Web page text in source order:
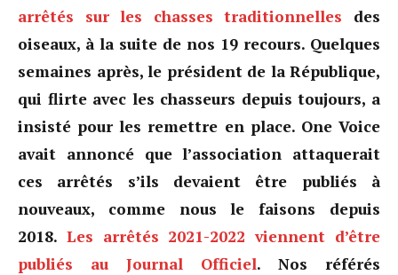
arrêtés sur les chasses traditionnelles des
oiseaux, à la suite de nos 19 recours. Quelques
semaines après, le président de la République,
qui flirte avec les chasseurs depuis toujours, a
insisté pour les remettre en place. One Voice
avait annoncé que l’association attaquerait
ces arrêtés s’ils devaient être publiés à
nouveaux, comme nous le faisons depuis
2018. Les arrêtés 2021-2022 viennent d’être
publiés au Journal Officiel. Nos référés